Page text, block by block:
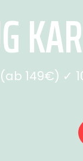
149€) ✓